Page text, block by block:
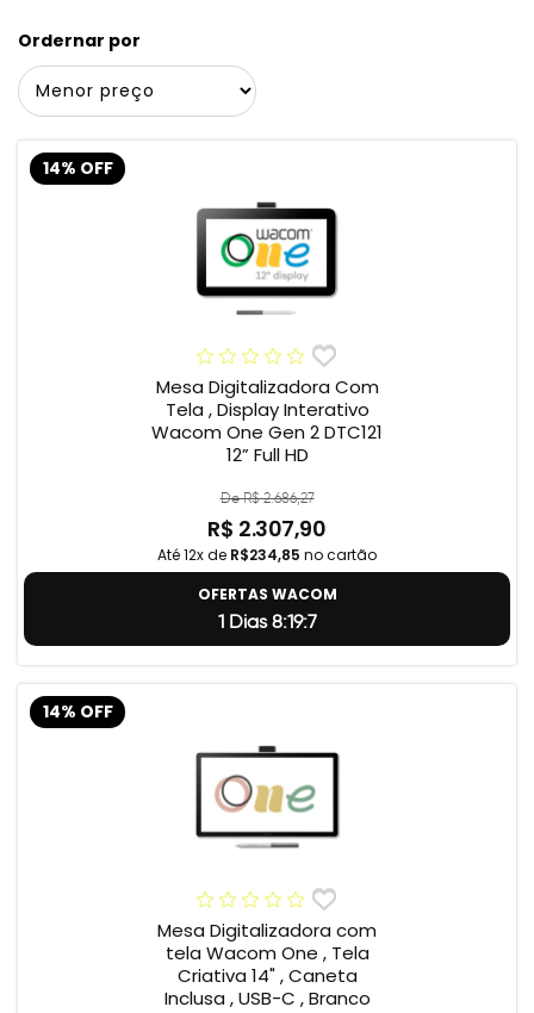
Ordernar por
14% OFF
Mesa Digitalizadora Com
Tela , Display Interativo
Wacom One Gen 2 DTC121
12” Full HD
De R$ 2.686,27
R$ 2.307,90
Até 12x de R$234,85 no cartão
OFERTAS WACOM
1 Dias 8:19:6
14% OFF
Mesa Digitalizadora com
tela Wacom One , Tela
Criativa 14" , Caneta
Inclusa , USB-C , Branco